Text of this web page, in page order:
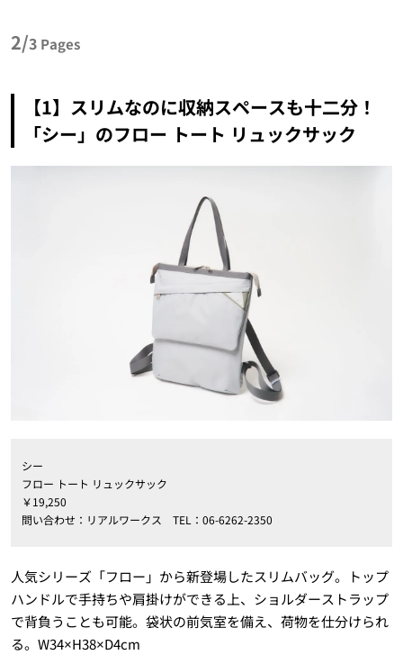
2/3 Pages
【1】スリムなのに収納スペースも十二分！
「シー」のフロー トート リュックサック
シー
フロー トート リュックサック
￥19,250
問い合わせ：リアルワークス TEL：06-6262-2350
人気シリーズ「フロー」から新登場したスリムバッグ。トップ
ハンドルで手持ちや肩掛けができる上、ショルダーストラップ
で背負うことも可能。袋状の前気室を備え、荷物を仕分けられ
る。W34×H38×D4cm